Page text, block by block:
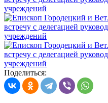
Поделиться: